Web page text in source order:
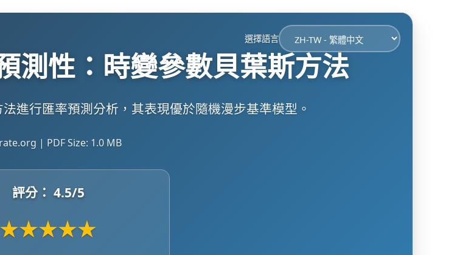
選擇語言
測性：時變參數貝葉斯方法
進行匯率預測分析，其表現優於隨機漫步基準模型。
| PDF Size: 1.0 MB
評分： 4.5/5
★★★★★